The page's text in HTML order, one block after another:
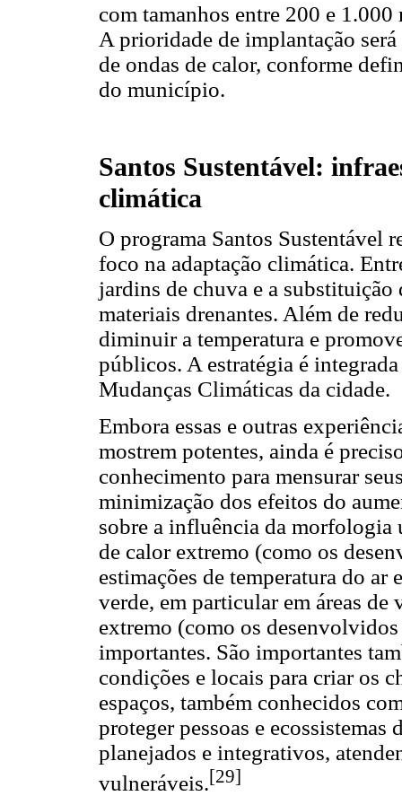
com tamanhos entre 200 e 1.000
A prioridade de implantação
de ondas de calor, conforme
do município.
Santos Sustentável:
climática
O programa Santos Sustentável
foco na adaptação climática.
jardins de chuva e a
materiais drenantes. Além de
diminuir a temperatura e
públicos. A estratégia é
Mudanças Climáticas da cidade.
Embora essas e outras
mostrem potentes, ainda é
conhecimento para mensurar
minimização dos efeitos do
sobre a influência da morfologia
de calor extremo (como os
estimações de temperatura do
verde, em particular em áreas
extremo (como os
importantes. São importantes
condições e locais para criar os
espaços, também conhecidos
proteger pessoas e
planejados e integrativos,
vulneráveis.[29]